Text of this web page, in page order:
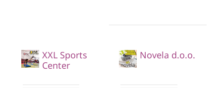
XXL Sports
Center
Novela d.o.o.